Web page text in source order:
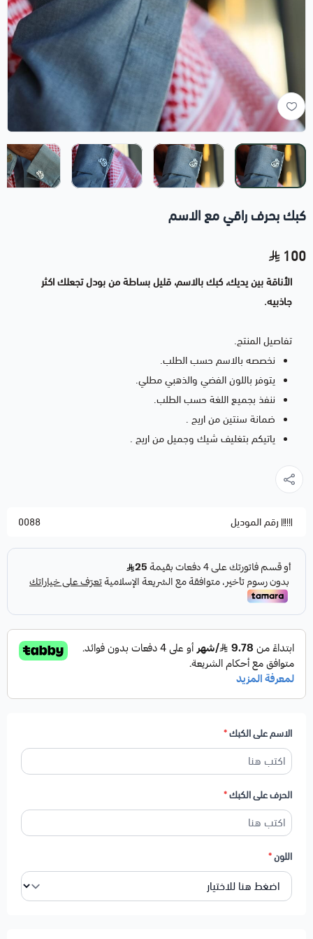
كبك بحرف راقي مع الاسم
100
الأناقة بين يديك، كبك بالاسم، قليل بساطة من بودل تجعلك اكثر
جاذبيه.
تفاصيل المنتج.
نخصصه بالاسم حسب الطلب.
يتوفر باللون الفضي والذهبي مطلي.
ننفذ بجميع اللغة حسب الطلب.
ضمانة سنتين من اريج .
ياتيكم بتغليف شيك وجميل من اريج .
رقم الموديل 0088
الاسم على الكبك*
الحرف على الكبك*
اللون*